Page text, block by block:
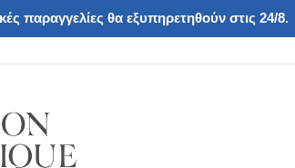
παραγγελίες θα εξυπηρετηθούν στις 24/8.